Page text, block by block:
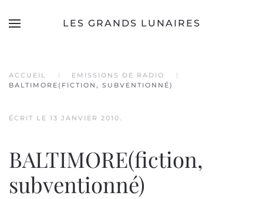
Accéder au contenu principal
LES GRANDS LUNAIRES
ACCUEIL
EMISSIONS DE RADIO
BALTIMORE(FICTION, SUBVENTIONNÉ)
ÉCRIT LE 13 JANVIER 2010.
BALTIMORE(fiction,
subventionné)